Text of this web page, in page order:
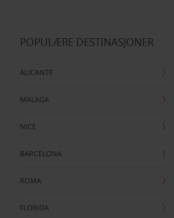
POPULÆRE DESTINASJONER
ALICANTE
MALAGA
NICE
BARCELONA
ROMA
FLORIDA